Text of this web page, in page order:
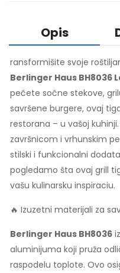
Opis
ransformišite svoje
Berlinger Haus BH8036
pečete sočne stekove,
savršene burgere, ovaj
restorana – u vašoj
završnicom i vrhunskim
stilski i funkcionalni
pogledamo šta ovaj grill
vašu kulinarsku inspiraciu.
🔥 Izuzetni materijali za
Berlinger Haus BH8036
aluminijuma koji pruža
raspodelu toplote. Ovo